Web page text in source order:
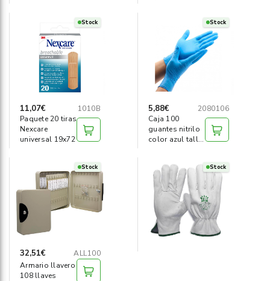
Stock
11,07€
1010B
Paquete 20 tiras
Nexcare
universal 19x72
Stock
5,88€
2080106
Caja 100
guantes nitrilo
color azul talla
Stock
32,51€
ALL100
Armario llavero
108 llaves
Stock